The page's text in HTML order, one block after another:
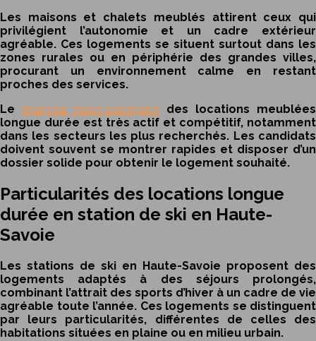
Les maisons et chalets meublés attirent ceux qui
privilégient l’autonomie et un cadre extérieur
agréable. Ces logements se situent surtout dans les
zones rurales ou en périphérie des grandes villes,
procurant un environnement calme en restant
proches des services.
Le marché haut-savoyard des locations meublées
longue durée est très actif et compétitif, notamment
dans les secteurs les plus recherchés. Les candidats
doivent souvent se montrer rapides et disposer d’un
dossier solide pour obtenir le logement souhaité.
Particularités des locations longue
durée en station de ski en Haute-
Savoie
Les stations de ski en Haute-Savoie proposent des
logements adaptés à des séjours prolongés,
combinant l’attrait des sports d’hiver à un cadre de vie
agréable toute l’année. Ces logements se distinguent
par leurs particularités, différentes de celles des
habitations situées en plaine ou en milieu urbain.